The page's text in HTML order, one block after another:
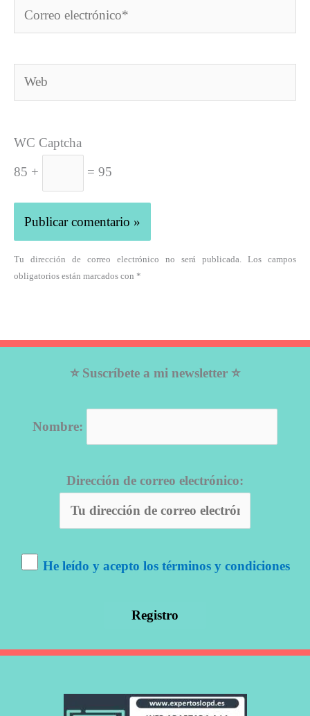
Correo
electrónico*
Web
WC Captcha
85 +
= 95
Tu dirección de correo electrónico no será publicada. Los campos
obligatorios están marcados con *
⭐ Suscríbete a mi newsletter ⭐
Nombre:
Dirección de correo electrónico:
He leído y acepto los términos y condiciones